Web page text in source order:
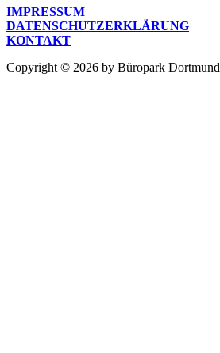
IMPRESSUM
DATENSCHUTZERKLÄRUNG
KONTAKT
Copyright © 2026 by Büropark Dortmund